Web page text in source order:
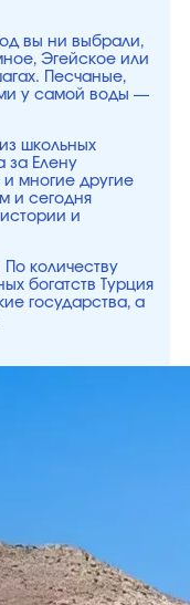
вы ни выбрали,
Эгейское или
Песчаные,
у самой воды —
школьных
за Елену
многие другие
и сегодня
и
количеству
богатств Турция
государства, а